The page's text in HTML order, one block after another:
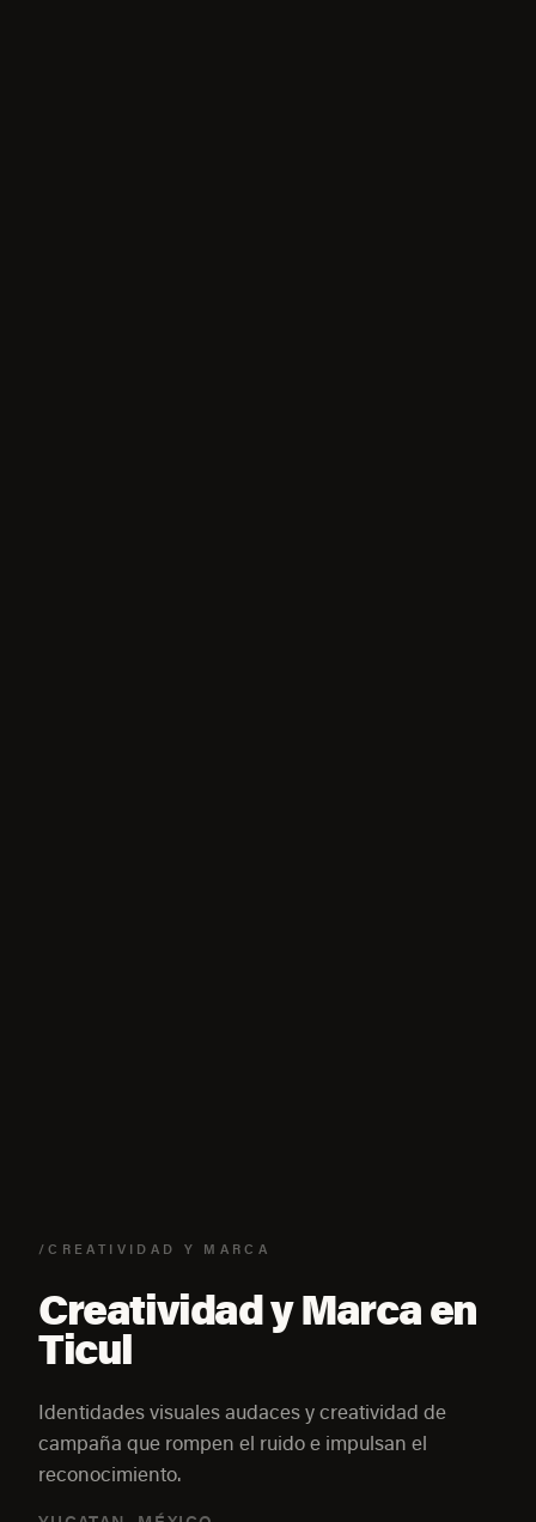
/CREATIVIDAD Y MARCA
Creatividad y Marca en
Ticul
Identidades visuales audaces y creatividad de
campaña que rompen el ruido e impulsan el
reconocimiento.